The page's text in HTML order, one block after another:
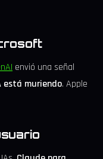
envió una señal
está muriendo. Apple